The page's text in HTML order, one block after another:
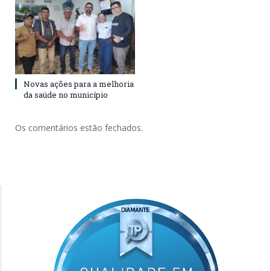
Novas ações para a melhoria
da saúde no município
Os comentários estão fechados.